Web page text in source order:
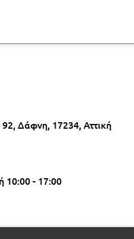
Δάφνη, 17234, Αττική
10:00 - 17:00